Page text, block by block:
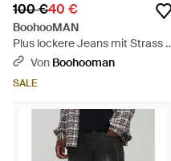
100 €40 €
BoohooMAN
Plus lockere Jeans mit Strass -
BlauVon Boohooman
SALE